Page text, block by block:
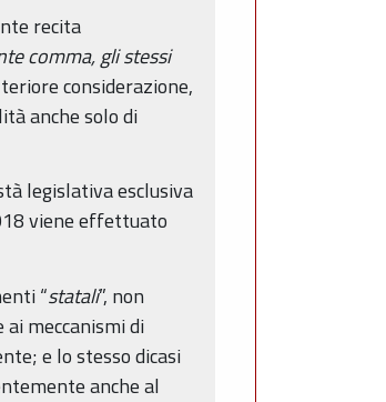
recita
comma, gli stessi
considerazione,
anche solo di
legislativa esclusiva
viene effettuato
“statali”, non
meccanismi di
e lo stesso dicasi
anche al